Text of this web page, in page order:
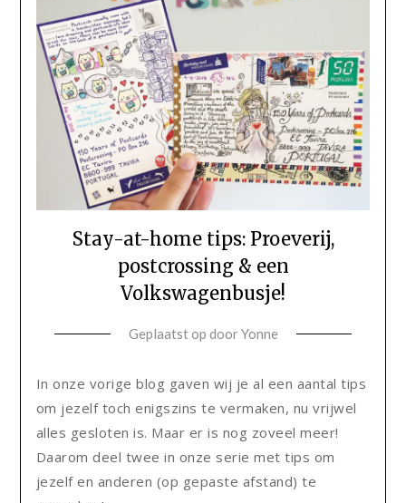
Stay-at-home tips: Proeverij,
postcrossing & een
Volkswagenbusje!
Geplaatst op doorYonne
In onze vorige blog gaven wij je al een aantal tips
om jezelf toch enigszins te vermaken, nu vrijwel
alles gesloten is. Maar er is nog zoveel meer!
Daarom deel twee in onze serie met tips om
jezelf en anderen (op gepaste afstand) te